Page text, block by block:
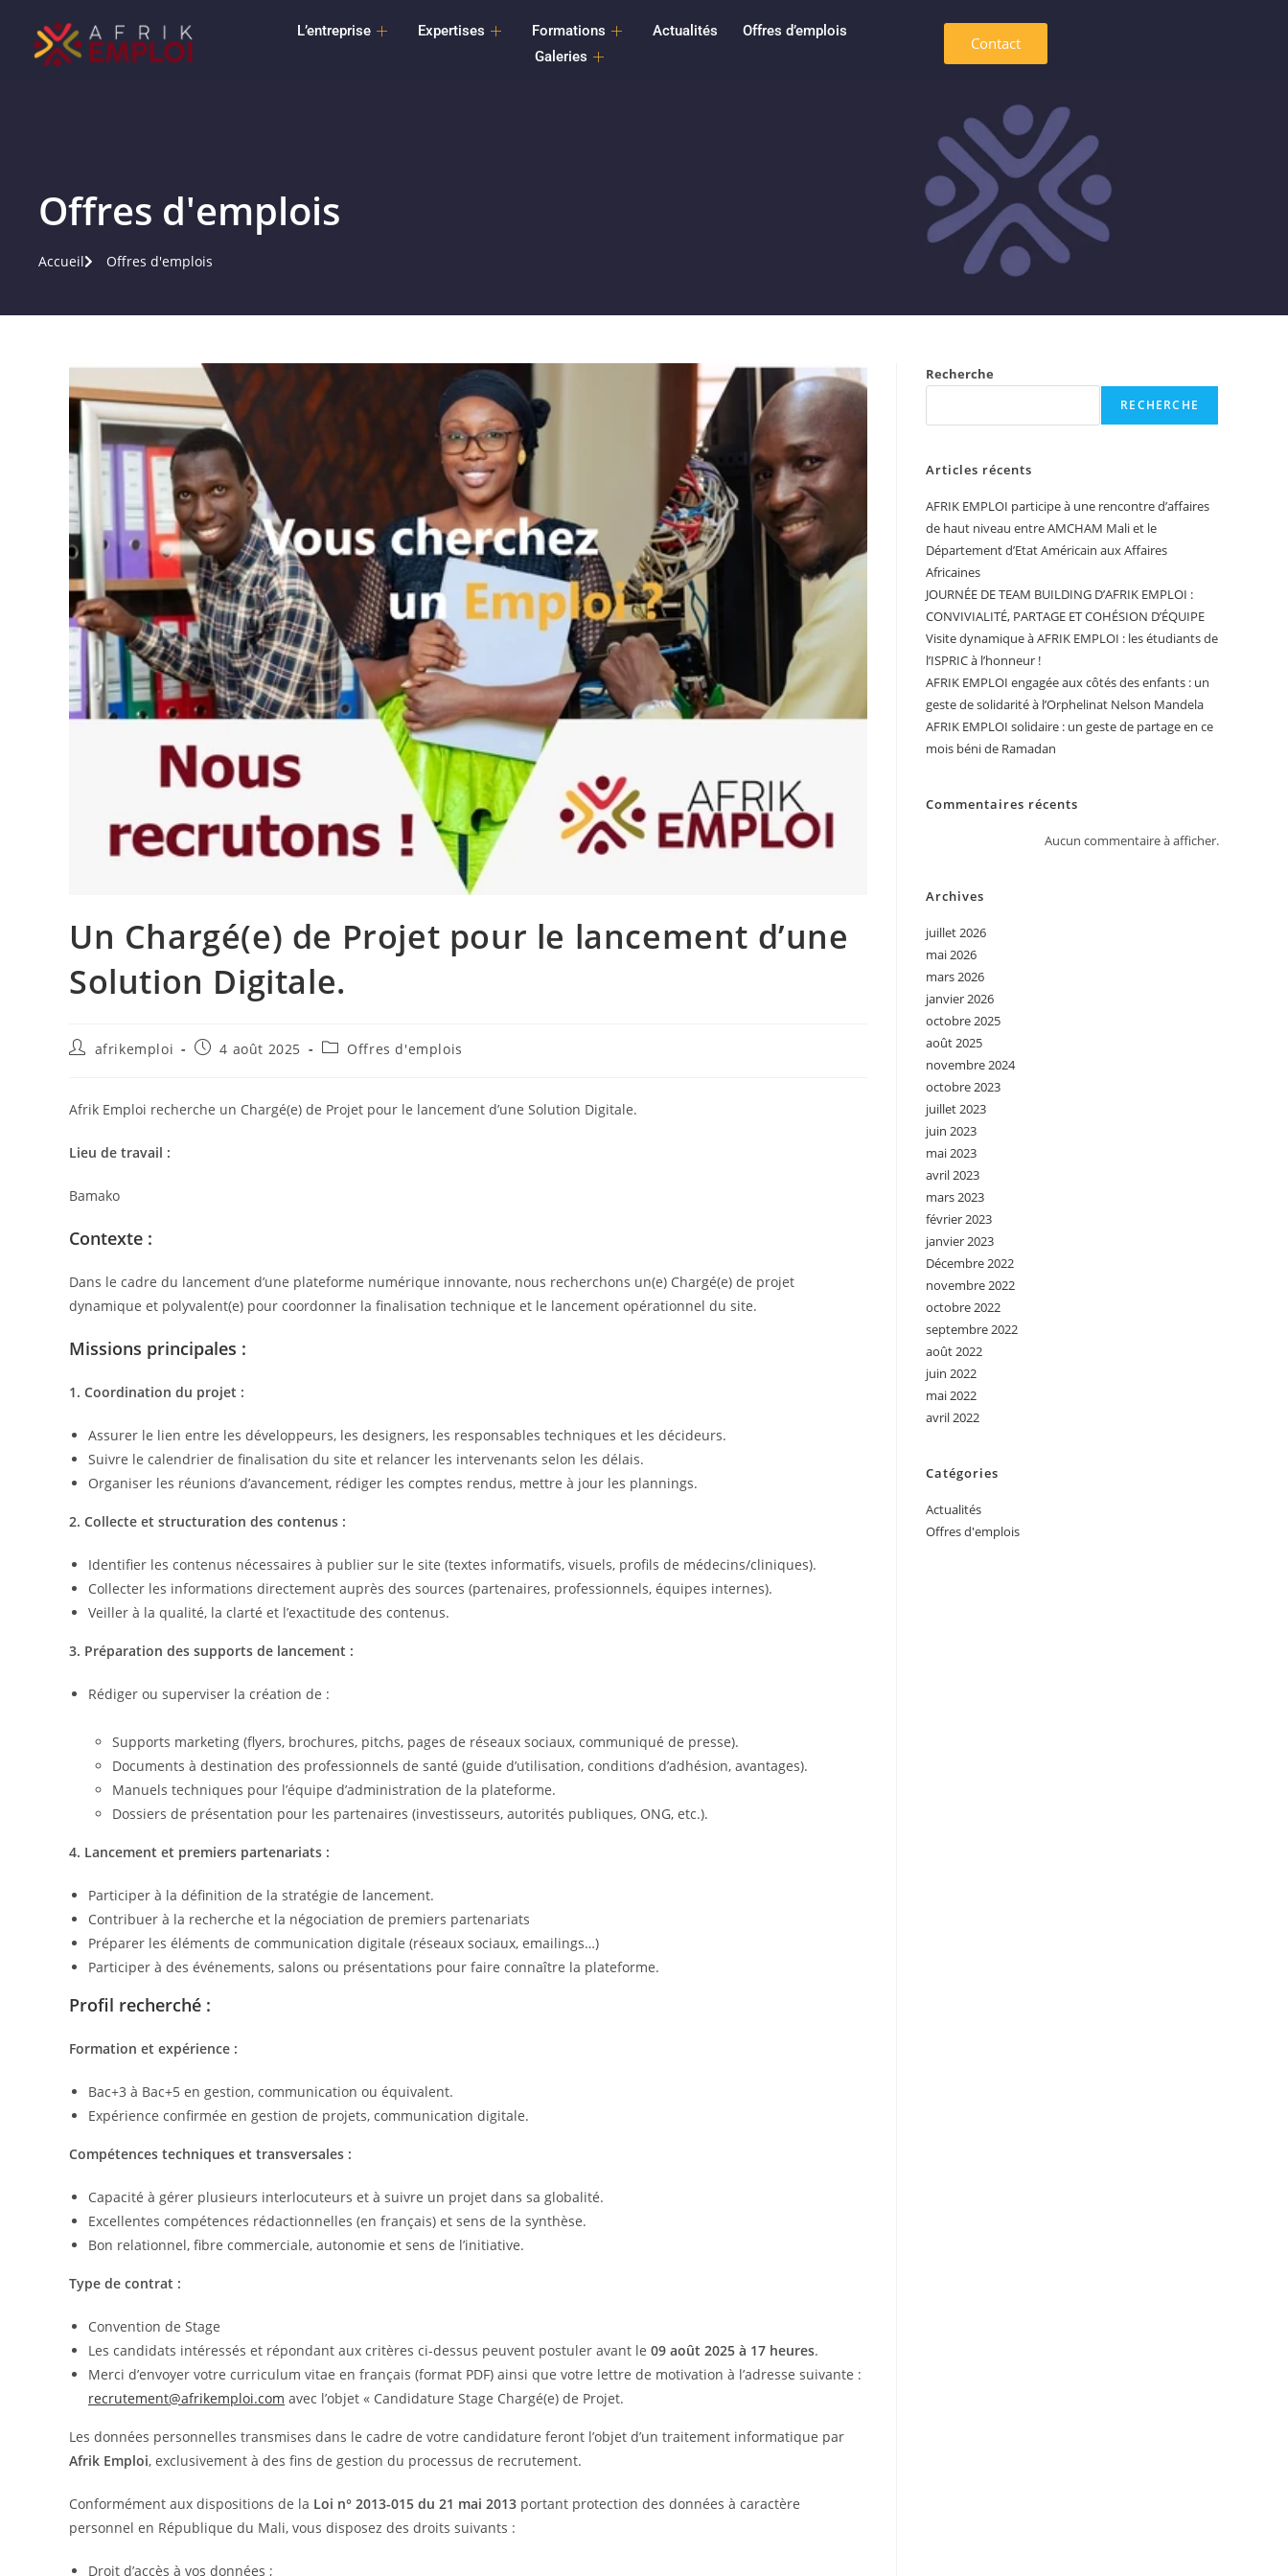
L’entreprise Expertises Formations Actualités
Offres d’emplois
Galeries
Contact
Offres d'emplois
Accueil Offres d'emplois
Un Chargé(e) de Projet pour le lancement d’une
Solution Digitale.
afrikemploi 4 août 2025 Offres d'emplois
Afrik Emploi recherche un Chargé(e) de Projet pour le lancement d’une Solution Digitale.
Lieu de travail :
Bamako
Contexte :
Dans le cadre du lancement d’une plateforme numérique innovante, nous recherchons un(e) Chargé(e) de projet
dynamique et polyvalent(e) pour coordonner la finalisation technique et le lancement opérationnel du site.
Missions principales :
1. Coordination du projet :
Assurer le lien entre les développeurs, les designers, les responsables techniques et les décideurs.
Suivre le calendrier de finalisation du site et relancer les intervenants selon les délais.
Organiser les réunions d’avancement, rédiger les comptes rendus, mettre à jour les plannings.
2. Collecte et structuration des contenus :
Identifier les contenus nécessaires à publier sur le site (textes informatifs, visuels, profils de médecins/cliniques).
Collecter les informations directement auprès des sources (partenaires, professionnels, équipes internes).
Veiller à la qualité, la clarté et l’exactitude des contenus.
3. Préparation des supports de lancement :
Rédiger ou superviser la création de :
Supports marketing (flyers, brochures, pitchs, pages de réseaux sociaux, communiqué de presse).
Documents à destination des professionnels de santé (guide d’utilisation, conditions d’adhésion, avantages).
Manuels techniques pour l’équipe d’administration de la plateforme.
Dossiers de présentation pour les partenaires (investisseurs, autorités publiques, ONG, etc.).
4. Lancement et premiers partenariats :
Participer à la définition de la stratégie de lancement.
Contribuer à la recherche et la négociation de premiers partenariats
Préparer les éléments de communication digitale (réseaux sociaux, emailings…)
Participer à des événements, salons ou présentations pour faire connaître la plateforme.
Profil recherché :
Formation et expérience :
Bac+3 à Bac+5 en gestion, communication ou équivalent.
Expérience confirmée en gestion de projets, communication digitale.
Compétences techniques et transversales :
Capacité à gérer plusieurs interlocuteurs et à suivre un projet dans sa globalité.
Excellentes compétences rédactionnelles (en français) et sens de la synthèse.
Bon relationnel, fibre commerciale, autonomie et sens de l’initiative.
Type de contrat :
Convention de Stage
Les candidats intéressés et répondant aux critères ci-dessus peuvent postuler avant le 09 août 2025 à 17 heures.
Merci d’envoyer votre curriculum vitae en français (format PDF) ainsi que votre lettre de motivation à l’adresse suivante :
recrutement@afrikemploi.com avec l’objet « Candidature Stage Chargé(e) de Projet.
Les données personnelles transmises dans le cadre de votre candidature feront l’objet d’un traitement informatique par
Afrik Emploi, exclusivement à des fins de gestion du processus de recrutement.
Conformément aux dispositions de la Loi n° 2013-015 du 21 mai 2013 portant protection des données à caractère
personnel en République du Mali, vous disposez des droits suivants :
Droit d’accès à vos données ;
Recherche
RECHERCHE
Articles récents
AFRIK EMPLOI participe à une rencontre d’affaires
de haut niveau entre AMCHAM Mali et le
Département d’Etat Américain aux Affaires
Africaines
JOURNÉE DE TEAM BUILDING D’AFRIK EMPLOI :
CONVIVIALITÉ, PARTAGE ET COHÉSION D’ÉQUIPE
Visite dynamique à AFRIK EMPLOI : les étudiants de
l’ISPRIC à l’honneur !
AFRIK EMPLOI engagée aux côtés des enfants : un
geste de solidarité à l’Orphelinat Nelson Mandela
AFRIK EMPLOI solidaire : un geste de partage en ce
mois béni de Ramadan
Commentaires récents
Aucun commentaire à afficher.
Archives
juillet 2026
mai 2026
mars 2026
janvier 2026
octobre 2025
août 2025
novembre 2024
octobre 2023
juillet 2023
juin 2023
mai 2023
avril 2023
mars 2023
février 2023
janvier 2023
Décembre 2022
novembre 2022
octobre 2022
septembre 2022
août 2022
juin 2022
mai 2022
avril 2022
Catégories
Actualités
Offres d'emplois